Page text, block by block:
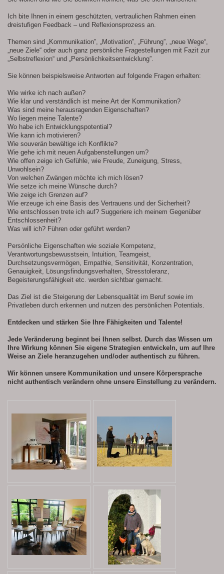
Ich bite Ihnen in einem geschützten, vertraulichen Rahmen einen
dreistufigen Feedback – und Reflexionsprozess an.
Themen sind „Kommunikation”, „Motivation”, „Führung”, „neue Wege“,
„neue Ziele“ oder auch ganz persönliche Fragestellungen mit Fazit zur
„Selbstreflexion“ und „Persönlichkeitsentwicklung”.
Sie können beispielsweise Antworten auf folgende Fragen erhalten:
Wie wirke ich nach außen?
Wie klar und verständlich ist meine Art der Kommunikation?
Was sind meine herausragenden Eigenschaften?
Wo liegen meine Talente?
Wo habe ich Entwicklungspotential?
Wie kann ich motivieren?
Wie souverän bewältige ich Konflikte?
Wie gehe ich mit neuen Aufgabenstellungen um?
Wie offen zeige ich Gefühle, wie Freude, Zuneigung, Stress,
Unwohlsein?
Von welchen Zwängen möchte ich mich lösen?
Wie setze ich meine Wünsche durch?
Wie zeige ich Grenzen auf?
Wie erzeuge ich eine Basis des Vertrauens und der Sicherheit?
Wie entschlossen trete ich auf? Suggeriere ich meinem Gegenüber
Entschlossenheit?
Was will ich? Führen oder geführt werden?
Persönliche Eigenschaften wie soziale Kompetenz,
Verantwortungsbewusstsein, Intuition, Teamgeist,
Durchsetzungsvermögen, Empathie, Sensitivität, Konzentration,
Genauigkeit, Lösungsfindungsverhalten, Stresstoleranz,
Begeisterungsfähigkeit etc. werden sichtbar gemacht.
Das Ziel ist die Steigerung der Lebensqualität im Beruf sowie im
Privatleben durch erkennen und nutzen des persönlichen Potentials.
Entdecken und stärken Sie Ihre Fähigkeiten und Talente!
Jede Veränderung beginnt bei Ihnen selbst. Durch das Wissen um
Ihre Wirkung können Sie eigene Strategien entwickeln, um auf Ihre
Weise an Ziele heranzugehen und/oder authentisch zu führen.
Wir können unsere Kommunikation und unsere Körpersprache
nicht authentisch verändern ohne unsere Einstellung zu verändern.